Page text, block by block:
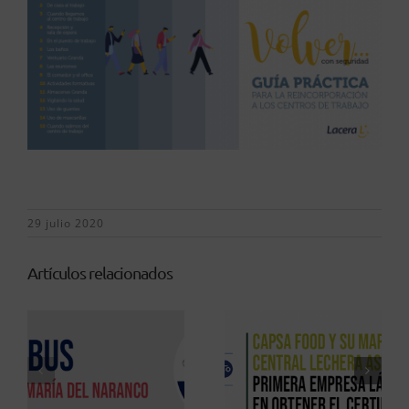
29 julio 2020
Artículos relacionados